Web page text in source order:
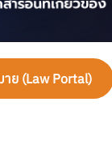
ย (Law Portal)